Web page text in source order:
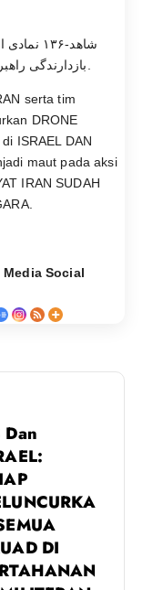
شاهد-
بازدارندگی راهبردی در میدان‌های نبرد مدرن به‌شمار می‌آید.
serta tim
DRONE
ISRAEL DAN
maut pada aksi
IRAN SUDAH
Social
Dan
DI